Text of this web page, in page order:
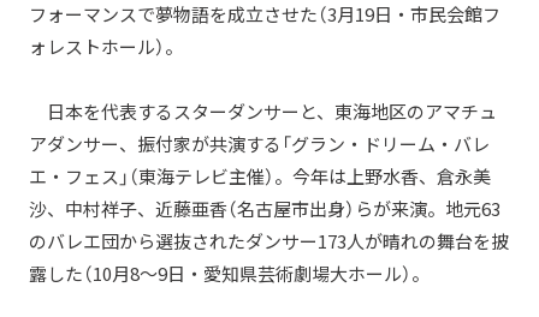
フォーマンスで夢物語を成立させた（3月19日・市民会館フ
ォレストホール）。
日本を代表するスターダンサーと、東海地区のアマチュ
アダンサー、振付家が共演する「グラン・ドリーム・バレ
エ・フェス」（東海テレビ主催）。今年は上野水香、倉永美
沙、中村祥子、近藤亜香（名古屋市出身）らが来演。地元63
のバレエ団から選抜されたダンサー173人が晴れの舞台を披
露した（10月8～9日・愛知県芸術劇場大ホール）。